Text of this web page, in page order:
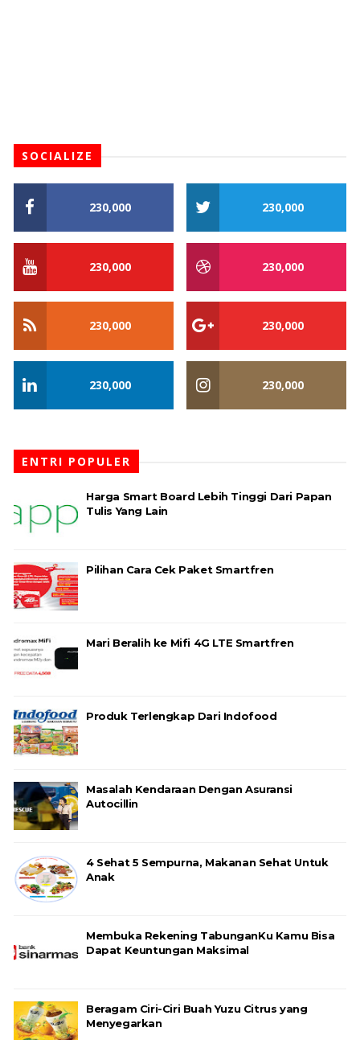
SOCIALIZE
230,000 230,000
230,000 230,000
230,000 230,000
230,000 230,000
ENTRI POPULER
Harga Smart Board Lebih Tinggi Dari Papan
Tulis Yang Lain
Pilihan Cara Cek Paket Smartfren
Mari Beralih ke Mifi 4G LTE Smartfren
Produk Terlengkap Dari Indofood
Masalah Kendaraan Dengan Asuransi
Autocillin
4 Sehat 5 Sempurna, Makanan Sehat Untuk
Anak
Membuka Rekening TabunganKu Kamu Bisa
Dapat Keuntungan Maksimal
Beragam Ciri-Ciri Buah Yuzu Citrus yang
Menyegarkan